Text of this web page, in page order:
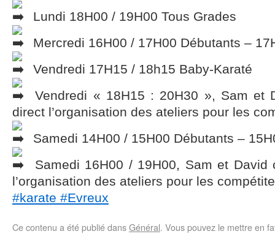
Lundi 18H00 / 19H00 Tous Grades
Mercredi 16H00 / 17H00 Débutants –
Vendredi 17H15 / 18h15 Baby-Karaté
Vendredi « 18H15 : 20H30 », Sam et
direct l’organisation des ateliers pour les
Samedi 14H00 / 15H00 Débutants –
Samedi 16H00 / 19H00, Sam et David
l’organisation des ateliers pour les
#karate #Evreux
Ce contenu a été publié dansGénéral. Vous pouvez le mettre en